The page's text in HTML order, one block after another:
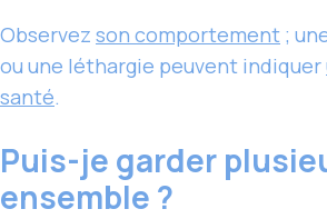
Observez son comportement ;
ou une léthargie peuvent indiquer
santé.
Puis-je garder
ensemble ?